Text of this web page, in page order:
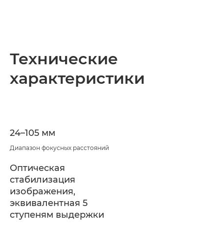
Технические
характеристики
24–105 мм
Диапазон фокусных расстояний
Оптическая
стабилизация
изображения,
эквивалентная 5
ступеням выдержки